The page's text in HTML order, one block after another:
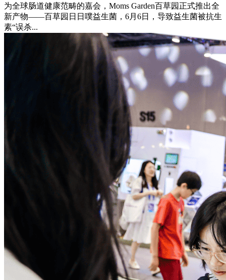
为全球肠道健康范畴的嘉会，Moms Garden百草园正式推出全
新产物——百草园日日噗益生菌，6月6日，导致益生菌被抗生
素“误杀...